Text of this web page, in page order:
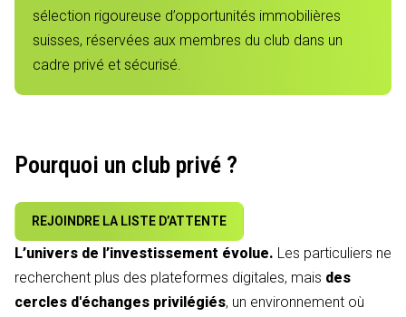
sélection rigoureuse d’opportunités immobilières
suisses, réservées aux membres du club dans un
cadre privé et sécurisé.
Pourquoi un club privé ?
REJOINDRE LA LISTE D’ATTENTE
L’univers de l’investissement évolue. Les particuliers ne
recherchent plus des plateformes digitales, mais des
cercles d'échanges privilégiés, un environnement où